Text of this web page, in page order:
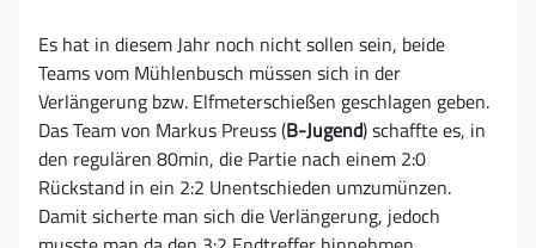
Es hat in diesem Jahr noch nicht sollen sein, beide
Teams vom Mühlenbusch müssen sich in der
Verlängerung bzw. Elfmeterschießen geschlagen geben.
Das Team von Markus Preuss (B-Jugend) schaffte es, in
den regulären 80min, die Partie nach einem 2:0
Rückstand in ein 2:2 Unentschieden umzumünzen.
Damit sicherte man sich die Verlängerung, jedoch